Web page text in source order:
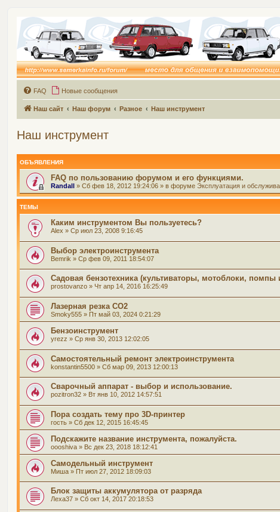
FAQ Новые сообщения
Наш сайт Наш форум Разное Наш инструмент
Наш инструмент
ОБЪЯВЛЕНИЯ
FAQ по пользованию форумом и его функциями.
Randall » Сб фев 18, 2012 19:24:06 » в форуме Эксплуатация и
ТЕМЫ
Каким инструментом Вы пользуетесь?
Alex » Ср июл 23, 2008 9:16:45
Выбор электроинструмента
Bemrik » Ср фев 09, 2011 18:54:07
Садовая бензотехника (культиваторы, мотоблоки, помпы
prostovanzo » Чт апр 14, 2016 16:25:49
Лазерная резка СО2
Smoky555 » Пт май 03, 2024 0:21:29
Бензоинструмент
yrezz » Ср янв 30, 2013 12:02:05
Самостоятельный ремонт электроинструмента
konstantin5500 » Сб мар 09, 2013 12:00:13
Сварочный аппарат - выбор и использование.
pozitron32 » Вт янв 10, 2012 14:57:51
Пора создать тему про 3D-принтер
гость » Сб дек 12, 2015 16:45:45
Подскажите название инструмента, пожалуйста.
oooshiva » Вс дек 23, 2018 18:12:41
Самодельный инструмент
Миша » Пт июл 27, 2012 18:09:03
Блок защиты аккумулятора от разряда
Леха37 » Сб окт 14, 2017 20:18:53